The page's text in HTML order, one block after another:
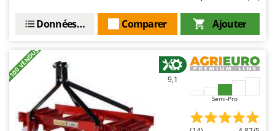
Prismafood
R
R.G.V.
Reber
Redback
Ajouter
Comparer
Données techniques
+100 VENDUS 9,1
Semi-Pro